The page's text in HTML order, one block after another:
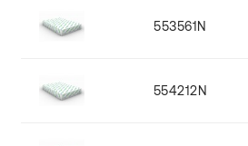
553561N
554212N